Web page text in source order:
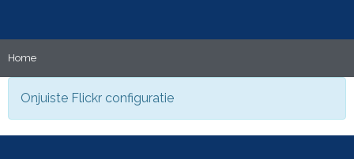
Home
Onjuiste Flickr configuratie